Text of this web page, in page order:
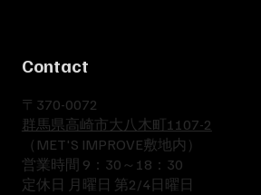
Contact
​〒370-0072
群馬県高崎市大八木町1107-2
​（MET'S IMPROVE敷地内）
​営業時間 9：30～18：30
​定休日 月曜日 第2/4日曜日